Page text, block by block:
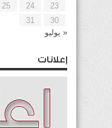
23
24
25
30
31
« يوليو
إعلانات